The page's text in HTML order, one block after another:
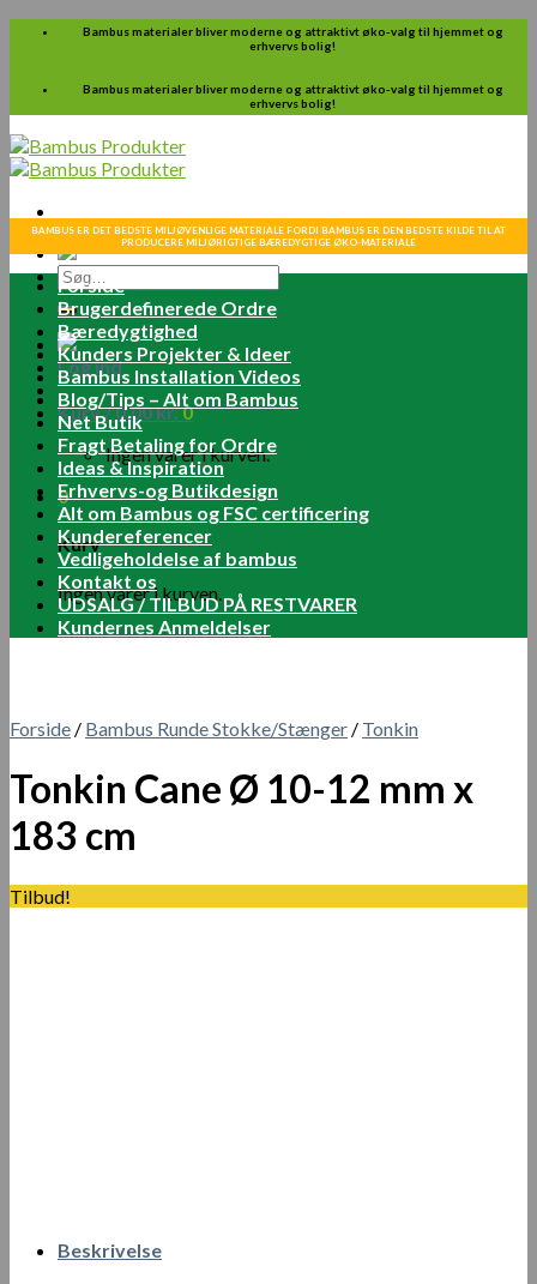
Skip
Bambus materialer bliver moderne og attraktivt øko-valg til hjemmet og
erhvervs bolig!
Bambus materialer bliver moderne og attraktivt øko-valg til hjemmet og
erhvervs bolig!
Søg
efter:
Log ind
Kurv /0.00kr.0
Ingen varer i kurven.
0
Kurv
Ingen varer i kurven.
BAMBUS ER DET BEDSTE MILJØVENLIGE MATERIALE FORDI BAMBUS ER DEN BEDSTE KILDE TIL AT
PRODUCERE MILJØRIGTIGE BÆREDYGTIGE ØKO-MATERIALE
Forside
Brugerdefinerede Ordre
Bæredygtighed
Kunders Projekter & Ideer
Bambus Installation Videos
Blog/Tips – Alt om Bambus
Net Butik
Fragt Betaling for Ordre
Ideas & Inspiration
Erhvervs-og Butikdesign
Alt om Bambus og FSC certificering
Kundereferencer
Vedligeholdelse af bambus
Kontakt os
UDSALG / TILBUD PÅ RESTVARER
Kundernes Anmeldelser
Forside / Bambus Runde Stokke/Stænger / Tonkin
Tonkin Cane Ø 10-12 mm x
183 cm
Tilbud!
Beskrivelse